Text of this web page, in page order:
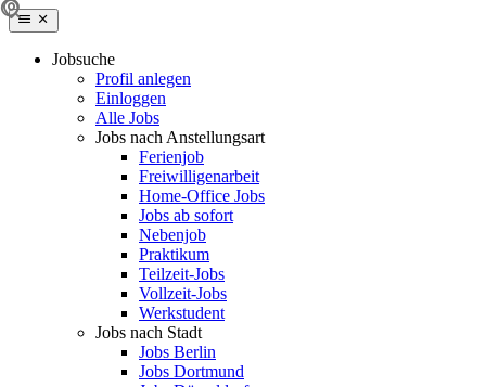
Jobsuche
Profil anlegen
Einloggen
Alle Jobs
Jobs nach Anstellungsart
Ferienjob
Freiwilligenarbeit
Home-Office Jobs
Jobs ab sofort
Nebenjob
Praktikum
Teilzeit-Jobs
Vollzeit-Jobs
Werkstudent
Jobs nach Stadt
Jobs Berlin
Jobs Dortmund